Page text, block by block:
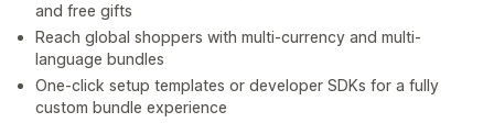
and free gifts
Reach global shoppers with multi-currency and multi-
language bundles
One-click setup templates or developer SDKs for a fully
custom bundle experience